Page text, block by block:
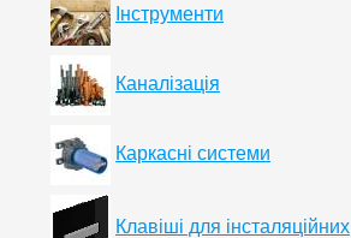
Інструменти
Каналізація
Каркасні системи
Клавіші для інсталяційних